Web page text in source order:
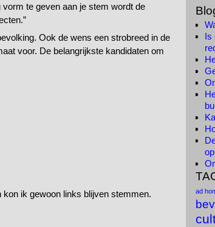
te geven aan je stem wordt de
Ook de wens een strobreed in de
voor. De belangrijkste kandidaten om
ik gewoon links blijven stemmen.
Is
ad